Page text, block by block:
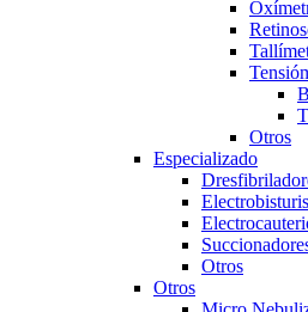
Otros
Especializado
Electrobisturis
Otros
Otros